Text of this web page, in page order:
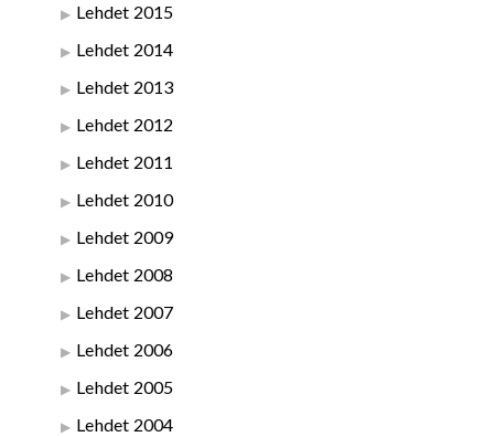
Lehdet 2015
Lehdet 2014
Lehdet 2013
Lehdet 2012
Lehdet 2011
Lehdet 2010
Lehdet 2009
Lehdet 2008
Lehdet 2007
Lehdet 2006
Lehdet 2005
Lehdet 2004